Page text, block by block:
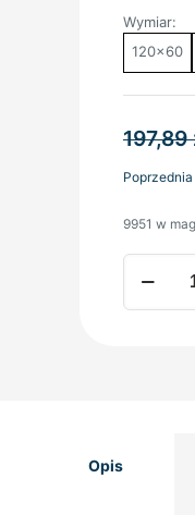
Wymiar:
120x60
197,89
9951 w
ilość
Materac
do
cm
Opis